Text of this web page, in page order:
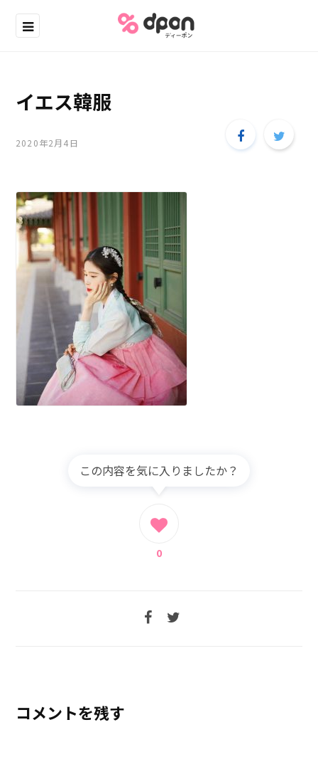
イエス韓服
2020年2月4日
この内容を気に入りましたか？
0
コメントを残す